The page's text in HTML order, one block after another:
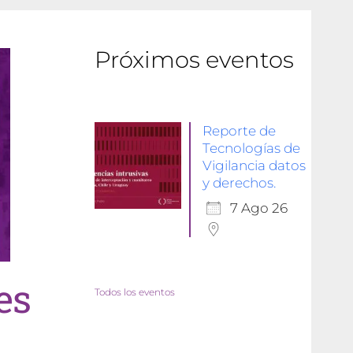
Próximos eventos
Reporte de
Tecnologías de
Vigilancia datos
y derechos.
7 Ago 26
Todos los eventos